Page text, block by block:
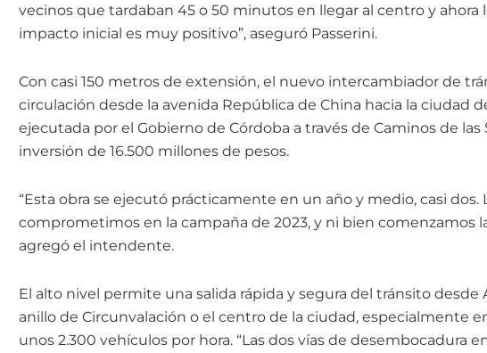
vecinos que tardaban 45 o 50 minutos en llegar al centro y ahora
impacto inicial es muy positivo”, aseguró Passerini.
Con casi 150 metros de extensión, el nuevo intercambiador de
circulación desde la avenida República de China hacia la ciudad
ejecutada por el Gobierno de Córdoba a través de Caminos de las
inversión de 16.500 millones de pesos.
“Esta obra se ejecutó prácticamente en un año y medio, casi dos.
comprometimos en la campaña de 2023, y ni bien comenzamos
agregó el intendente.
El alto nivel permite una salida rápida y segura del tránsito desde
anillo de Circunvalación o el centro de la ciudad, especialmente
unos 2.300 vehículos por hora. “Las dos vías de desembocadura